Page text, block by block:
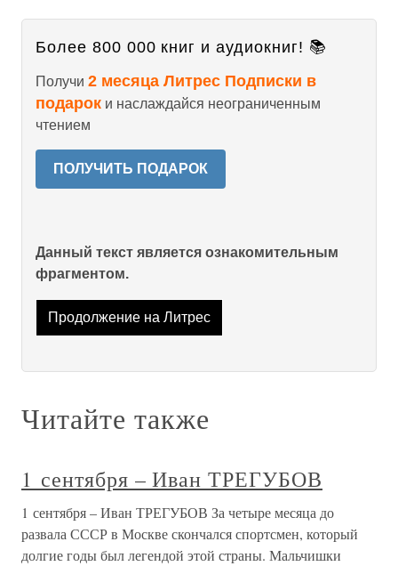
Более 800 000 книг и аудиокниг! 📚
Получи 2 месяца Литрес Подписки в
подарок и наслаждайся неограниченным
чтением
ПОЛУЧИТЬ ПОДАРОК
Данный текст является ознакомительным
фрагментом.
Продолжение на Литрес
Читайте также
1 сентября – Иван ТРЕГУБОВ
1 сентября – Иван ТРЕГУБОВ За четыре месяца до
развала СССР в Москве скончался спортсмен, который
долгие годы был легендой этой страны. Мальчишки